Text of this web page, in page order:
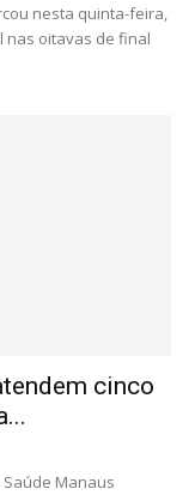
nesta quinta-feira,
nas oitavas de final
cinco
Manaus